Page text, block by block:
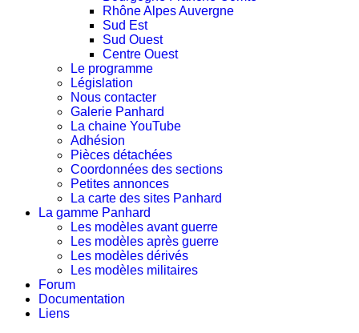
Rhône Alpes Auvergne
Sud Est
Sud Ouest
Centre Ouest
Le programme
Législation
Nous contacter
Galerie Panhard
La chaine YouTube
Adhésion
Pièces détachées
Coordonnées des sections
Petites annonces
La carte des sites Panhard
La gamme Panhard
Les modèles avant guerre
Les modèles après guerre
Les modèles dérivés
Les modèles militaires
Forum
Documentation
Liens